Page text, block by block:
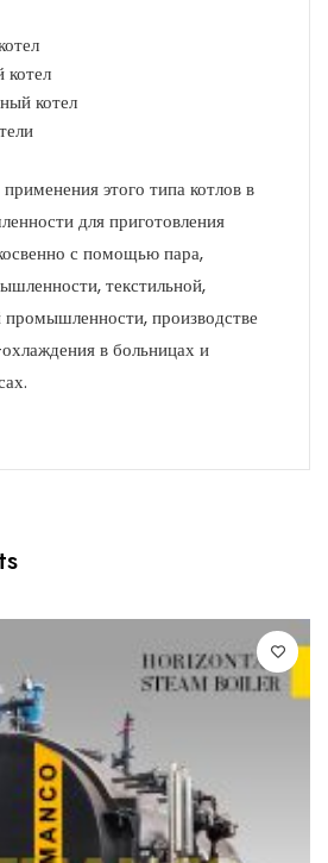
котел
этого типа котлов в
для приготовления
с помощью пара,
текстильной,
производстве
в больницах и